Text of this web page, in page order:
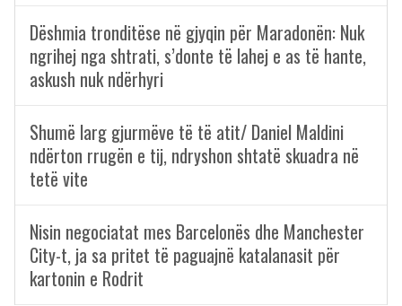
Dëshmia tronditëse në gjyqin për Maradonën: Nuk
ngrihej nga shtrati, s’donte të lahej e as të hante,
askush nuk ndërhyri
Shumë larg gjurmëve të të atit/ Daniel Maldini
ndërton rrugën e tij, ndryshon shtatë skuadra në
tetë vite
Nisin negociatat mes Barcelonës dhe Manchester
City-t, ja sa pritet të paguajnë katalanasit për
kartonin e Rodrit